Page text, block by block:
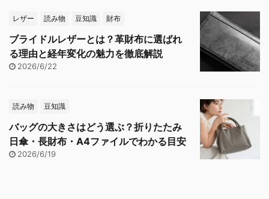
レザー 読み物 豆知識 財布
ブライドルレザーとは？革財布に選ばれ
る理由と経年変化の魅力を徹底解説
2026/6/22
読み物 豆知識
バッグの大きさはどう選ぶ？折りたたみ
日傘・長財布・A4ファイルでわかる目安
2026/6/19